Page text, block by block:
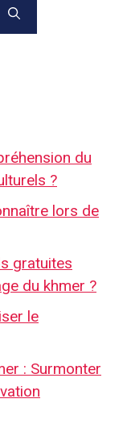
du
?
lors de
gratuites
du khmer ?
le
: Surmonter